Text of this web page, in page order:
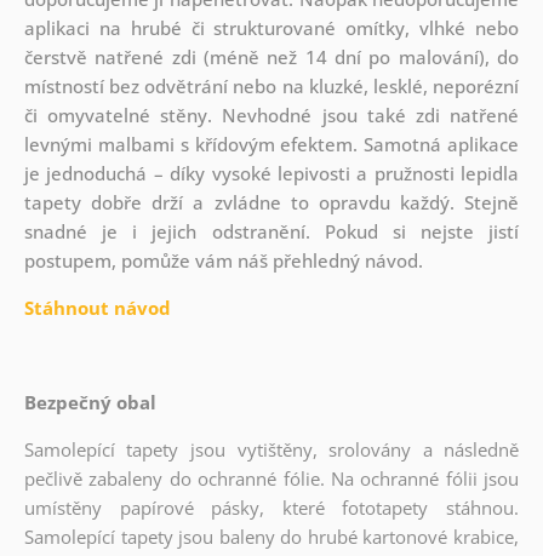
aplikaci na hrubé či strukturované omítky, vlhké nebo
čerstvě natřené zdi (méně než 14 dní po malování), do
místností bez odvětrání nebo na kluzké, lesklé, neporézní
či omyvatelné stěny. Nevhodné jsou také zdi natřené
levnými malbami s křídovým efektem. Samotná aplikace
je jednoduchá – díky vysoké lepivosti a pružnosti lepidla
tapety dobře drží a zvládne to opravdu každý. Stejně
snadné je i jejich odstranění. Pokud si nejste jistí
postupem, pomůže vám náš přehledný návod.
Stáhnout návod
Bezpečný obal
Samolepící tapety jsou vytištěny, srolovány a následně
pečlivě zabaleny do ochranné fólie. Na ochranné fólii jsou
umístěny papírové pásky, které fototapety stáhnou.
Samolepící tapety jsou baleny do hrubé kartonové krabice,